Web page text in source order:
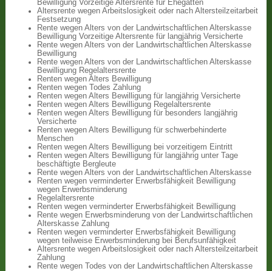
Bewilligung Vorzeitige Altersrente für Ehegatten
Altersrente wegen Arbeitslosigkeit oder nach Altersteilzeitarbeit
Festsetzung
Rente wegen Alters von der Landwirtschaftlichen Alterskasse
Bewilligung Vorzeitige Altersrente für langjährig Versicherte
Rente wegen Alters von der Landwirtschaftlichen Alterskasse
Bewilligung
Rente wegen Alters von der Landwirtschaftlichen Alterskasse
Bewilligung Regelaltersrente
Renten wegen Alters Bewilligung
Renten wegen Todes Zahlung
Renten wegen Alters Bewilligung für langjährig Versicherte
Renten wegen Alters Bewilligung Regelaltersrente
Renten wegen Alters Bewilligung für besonders langjährig
Versicherte
Renten wegen Alters Bewilligung für schwerbehinderte
Menschen
Renten wegen Alters Bewilligung bei vorzeitigem Eintritt
Renten wegen Alters Bewilligung für langjährig unter Tage
beschäftigte Bergleute
Rente wegen Alters von der Landwirtschaftlichen Alterskasse
Renten wegen verminderter Erwerbsfähigkeit Bewilligung
wegen Erwerbsminderung
Regelaltersrente
Renten wegen verminderter Erwerbsfähigkeit Bewilligung
Rente wegen Erwerbsminderung von der Landwirtschaftlichen
Alterskasse Zahlung
Renten wegen verminderter Erwerbsfähigkeit Bewilligung
wegen teilweise Erwerbsminderung bei Berufsunfähigkeit
Altersrente wegen Arbeitslosigkeit oder nach Altersteilzeitarbeit
Zahlung
Rente wegen Todes von der Landwirtschaftlichen Alterskasse